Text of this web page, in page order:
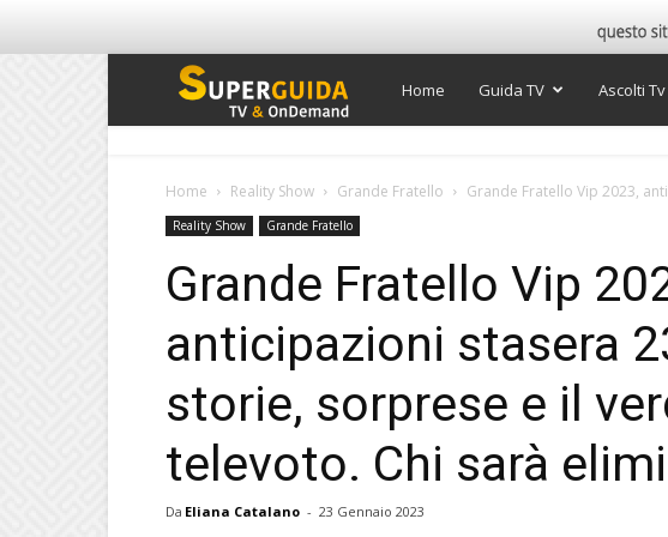
Super
Home Guida TV Ascolti Tv
Home Reality Show Grande Fratello Grande Fratello Vip 2023,
Reality Show Grande Fratello
Grande Fratello Vip
anticipazioni stasera
storie, sorprese e il
televoto. Chi sarà
Da Eliana Catalano - 23 Gennaio 2023